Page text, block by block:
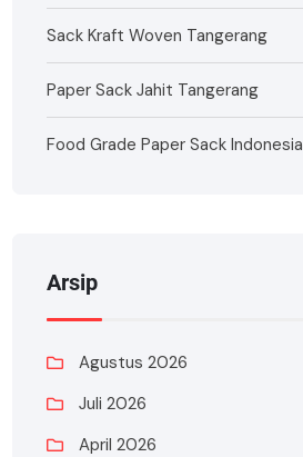
Sack Kraft Woven Tangerang
Paper Sack Jahit Tangerang
Food Grade Paper Sack Indonesia
Arsip
Agustus 2026
Juli 2026
April 2026